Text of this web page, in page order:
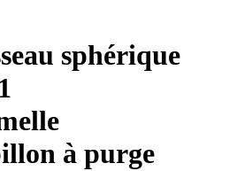
sphérique
à purge